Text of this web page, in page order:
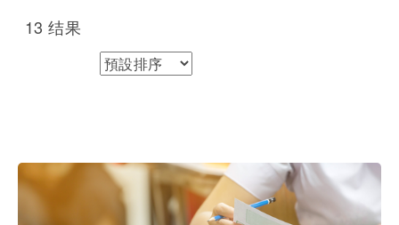
可持续发展
电子电器
认证
学院
关于我们
原则声明
公开信息
13 结果
tami by TÜV AUSTRIA - 您的线上
平台